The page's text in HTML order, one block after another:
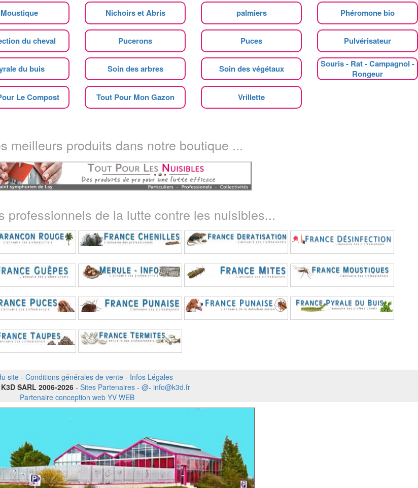
Moustique Nichoirs et Abris palmiers Phéromone bio
du cheval Pucerons Puces Pulvérisateur
du buis Soin des arbres Soin des végétaux
Souris - Rat - Campagnol -
Rongeur
Le Compost Tout Pour Mon Gazon Vrillette
meilleurs produits dans notre boutique ...
professionnels de la lutte contre les nuisibles...
site- Conditions générales de vente - Infos Légales
SARL 2006-2026 - Sites Partenaires- @- info@k3d.fr
Partenaire conception web YV WEB